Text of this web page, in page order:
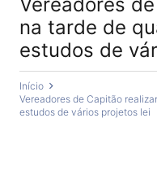
na tarde de
estudos de
Início
Vereadores de Capitão
estudos de vários projetos lei